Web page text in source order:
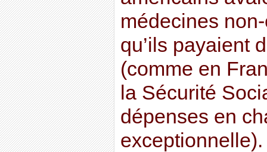
médecines
qu’ils payaient
(comme en
la Sécurité
dépenses en
exceptionnelle).